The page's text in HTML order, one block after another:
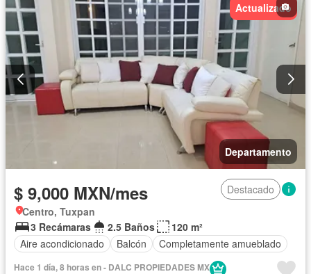
Actualizado
Departamento
$ 9,000 MXN/mes
Destacado
Centro, Tuxpan
3 Recámaras
2.5 Baños
120 m²
Aire acondicionado
Balcón Completamente amueblado
Hace 1 día, 8 horas en - DALC PROPIEDADES MX